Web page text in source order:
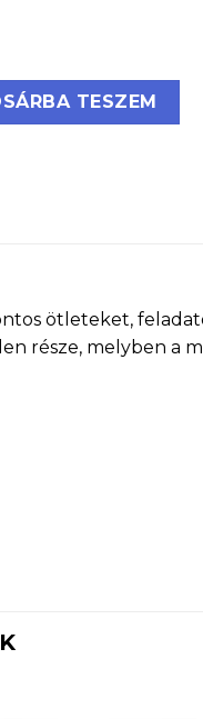
kártya, 5 szín
TESZEM
ötleteket,
része, melyben a